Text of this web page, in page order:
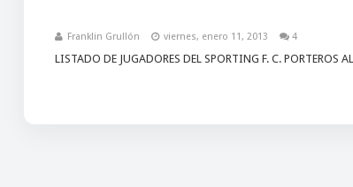
Franklin Grullón viernes, enero 11, 2013 4
LISTADO DE JUGADORES DEL SPORTING F. C. PORTEROS